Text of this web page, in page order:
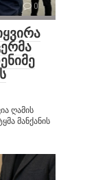
0
ღამის
მანქანის